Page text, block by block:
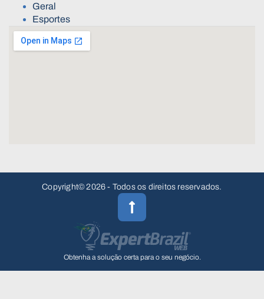
Geral
Esportes
Copyright© 2026 - Todos os direitos reservados.
Obtenha a solução certa para o seu negócio.